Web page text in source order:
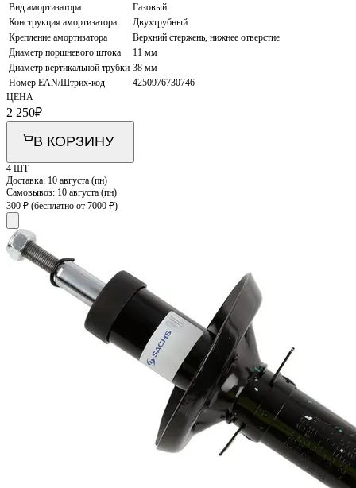
Вид амортизатора
Газовый
Конструкция амортизатора
Двухтрубный
Крепление амортизатора
Верхний стержень, нижнее отверстие
Диаметр поршневого штока
11 мм
Диаметр вертикальной трубки 38 мм
Номер EAN/Штрих-код
4250976730746
ЦЕНА
2 250₽
В КОРЗИНУ
4 ШТ
Доставка: 10 августа (пн)
Самовывоз: 10 августа (пн)
300 ₽ (бесплатно от 7000 ₽)